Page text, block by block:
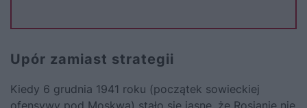
Upór zamiast strategii
Kiedy 6 grudnia 1941 roku (początek sowieckiej
ofensywy pod Moskwą) stało się jasne, że Rosjanie nie